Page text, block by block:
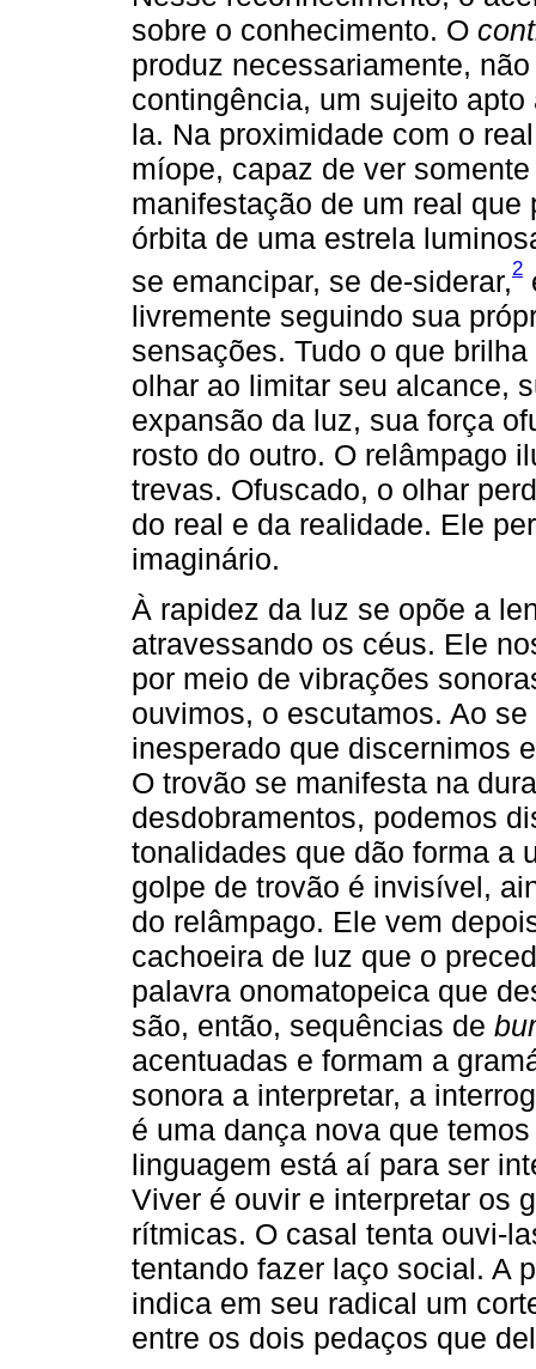
sobre o conhecimento. O
produz necessariamente,
contingência, um sujeito
la. Na proximidade com o
míope, capaz de ver
manifestação de um real
órbita de uma estrela
se emancipar, se de-siderar,2
livremente seguindo sua
sensações. Tudo o que
olhar ao limitar seu alcance,
expansão da luz, sua força
rosto do outro. O relâmpago
trevas. Ofuscado, o olhar
do real e da realidade. Ele
imaginário.
À rapidez da luz se opõe a
atravessando os céus. Ele
por meio de vibrações
ouvimos, o escutamos. Ao
inesperado que discernimos
O trovão se manifesta na
desdobramentos, podemos
tonalidades que dão forma a
golpe de trovão é invisível,
do relâmpago. Ele vem
cachoeira de luz que o
palavra onomatopeica que
são, então, sequências de
acentuadas e formam a
sonora a interpretar, a
é uma dança nova que
linguagem está aí para ser
Viver é ouvir e interpretar os
rítmicas. O casal tenta ouvi-
tentando fazer laço social. A
indica em seu radical um
entre os dois pedaços que